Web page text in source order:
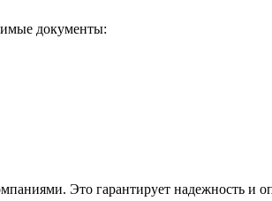
документы:
Это гарантирует надежность и